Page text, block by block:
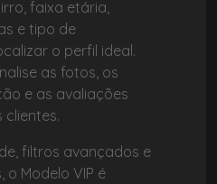
faixa etária,
e tipo de
o perfil ideal.
as fotos, os
e as avaliações
filtros avançados e
o Modelo VIP é